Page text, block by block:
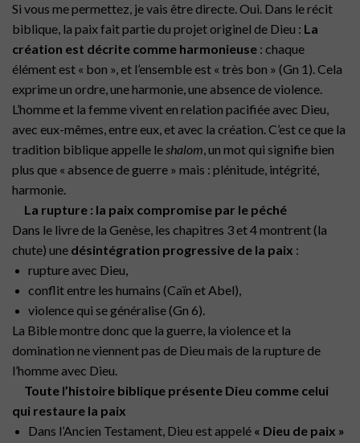
Si vous me permettez, je vais être directe. Oui. Dans le récit
biblique, la paix fait partie du projet originel de Dieu : La
création est décrite comme harmonieuse : chaque
élément est « bon », et l’ensemble est « très bon » (Gn 1). Cela
exprime un ordre, une harmonie, une absence de violence.
L’homme et la femme vivent en relation pacifiée avec Dieu,
avec eux-mêmes, entre eux, et avec la création. C’est ce que la
tradition biblique appelle leshalom, un mot qui signifie bien
plus que « absence de guerre » mais : plénitude, intégrité,
harmonie.
La rupture : la paix compromise par le péché
Dans le livre de la Genèse, les chapitres 3 et 4 montrent (la
chute) une désintégration progressive de la paix :
rupture avec Dieu,
conflit entre les humains (Caïn et Abel),
violence qui se généralise (Gn 6).
La Bible montre donc que la guerre, la violence et la
domination ne viennent pas de Dieu mais de la rupture de
l’homme avec Dieu.
Toute l’histoire biblique présente Dieu comme celui
qui restaure la paix
Dans l’Ancien Testament, Dieu est appelé « Dieu de paix »